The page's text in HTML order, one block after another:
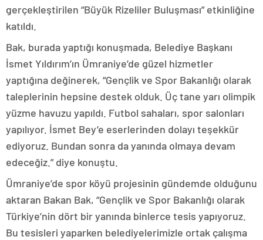
gerçekleştirilen “Büyük Rizeliler Buluşması” etkinliğine
katıldı.
Bak, burada yaptığı konuşmada, Belediye Başkanı
İsmet Yıldırım’ın Ümraniye’de güzel hizmetler
yaptığına değinerek, “Gençlik ve Spor Bakanlığı olarak
taleplerinin hepsine destek olduk. Üç tane yarı olimpik
yüzme havuzu yapıldı. Futbol sahaları, spor salonları
yapılıyor. İsmet Bey’e eserlerinden dolayı teşekkür
ediyoruz. Bundan sonra da yanında olmaya devam
edeceğiz.” diye konuştu.
Ümraniye’de spor köyü projesinin gündemde olduğunu
aktaran Bakan Bak, “Gençlik ve Spor Bakanlığı olarak
Türkiye’nin dört bir yanında binlerce tesis yapıyoruz.
Bu tesisleri yaparken belediyelerimizle ortak çalışma